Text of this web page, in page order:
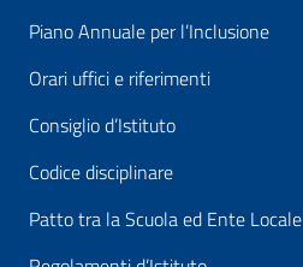
Piano Annuale per l’Inclusione
Orari uffici e riferimenti
Consiglio d’Istituto
Codice disciplinare
Patto tra la Scuola ed Ente Locale